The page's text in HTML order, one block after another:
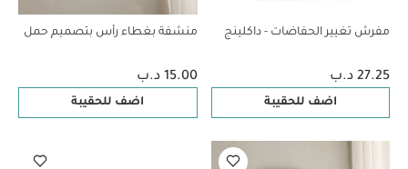
مفرش تغيير الحفاضات - داكلينج
27.25 د.ب
اضف للحقيبة
منشفة بغطاء رأس بتصميم حمل
15.00 د.ب
اضف للحقيبة